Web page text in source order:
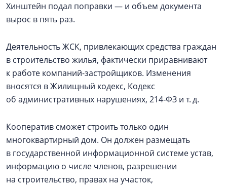
Хинштейн подал поправки — и объем документа
вырос в пять раз.
Деятельность ЖСК, привлекающих средства граждан
в строительство жилья, фактически приравнивают
к работе компаний-застройщиков. Изменения
вносятся в Жилищный кодекс, Кодекс
об административных нарушениях, 214‑ФЗ и т. д.
Кооператив сможет строить только один
многоквартирный дом. Он должен размещать
в государственной информационной системе устав,
информацию о числе членов, разрешении
на строительство, правах на участок,